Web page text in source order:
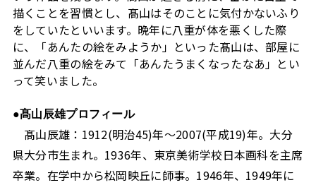
描くことを習慣とし、髙山はそのことに気付かないふり
をしていたといいます。晩年に八重が体を悪くした際
に、「あんたの絵をみようか」といった髙山は、部屋に
並んだ八重の絵をみて「あんたうまくなったなあ」とい
って笑いました。
●髙山辰雄プロフィール
髙山辰雄：1912(明治45)年～2007(平成19)年。大分
県大分市生まれ。1936年、東京美術学校日本画科を主席
卒業。在学中から松岡映丘に師事。1946年、1949年に